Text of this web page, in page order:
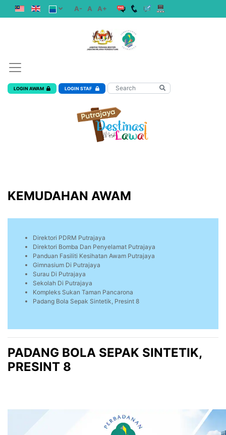
A- A A+
LOGIN AWAM LOGIN STAF
KEMUDAHAN AWAM
Direktori PDRM Putrajaya
Direktori Bomba Dan Penyelamat Putrajaya
Panduan Fasiliti Kesihatan Awam Putrajaya
Gimnasium Di Putrajaya
Surau Di Putrajaya
Sekolah Di Putrajaya
Kompleks Sukan Taman Pancarona
Padang Bola Sepak Sintetik, Presint 8
PADANG BOLA SEPAK SINTETIK,
PRESINT 8